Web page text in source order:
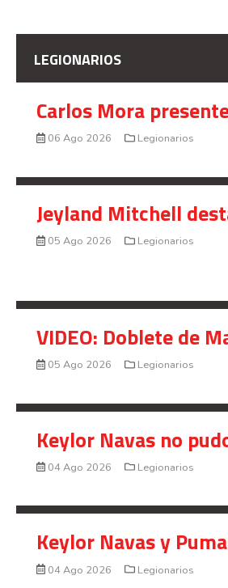
LEGIONARIOS
Carlos Mora
06 Ago 2026 Legionarios
Jeyland Mitchell
05 Ago 2026 Legionarios
VIDEO: Doblete de
05 Ago 2026 Legionarios
Keylor Navas no
04 Ago 2026 Legionarios
Keylor Navas y
04 Ago 2026 Legionarios